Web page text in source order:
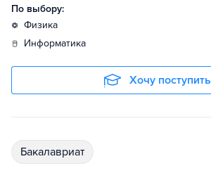
По выбору:
физика
информатика
Хочу поступить
бакалавриат